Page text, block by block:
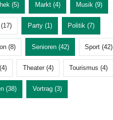
(5) Markt (4) Musik (9)
Party (1) Politik (7)
(8) Senioren (42) Sport (42)
Theater (4) Tourismus (4)
(38) Vortrag (3)